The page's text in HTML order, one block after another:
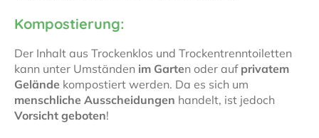
Kompostierung:
Der Inhalt aus Trockenklos und Trockentrenntoiletten
kann unter Umständen im Garten oder aufprivatem
Gelände kompostiert werden. Da es sich um
menschliche Ausscheidungen handelt, ist jedoch
Vorsicht geboten!